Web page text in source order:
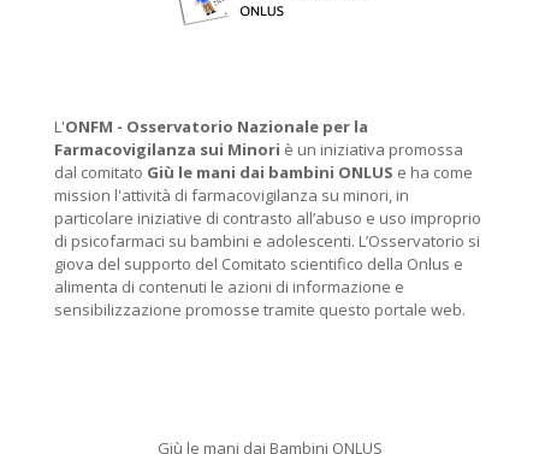
L'ONFM - Osservatorio Nazionale per la
Farmacovigilanza sui Minori è un iniziativa promossa
dal comitato Giù le mani dai bambini ONLUS e ha come
mission l'attività di farmacovigilanza su minori, in
particolare iniziative di contrasto all’abuso e uso improprio
di psicofarmaci su bambini e adolescenti. L’Osservatorio si
giova del supporto del Comitato scientifico della Onlus e
alimenta di contenuti le azioni di informazione e
sensibilizzazione promosse tramite questo portale web.
Giù le mani dai Bambini ONLUS